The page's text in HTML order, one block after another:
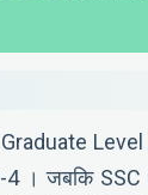
Level
। जबकि SSC